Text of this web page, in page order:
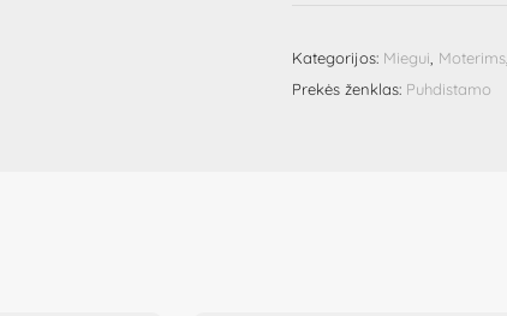
Kategorijos: Miegui Moterims
Prekės ženklas: Puhdistamo